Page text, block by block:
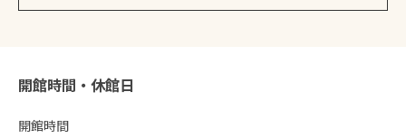
開館時間・休館日
開館時間